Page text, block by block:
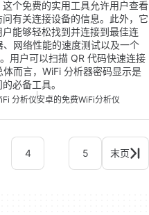
个免费的实用工具允许用户查看
有关连接设备的信息。此外，它
能够轻松找到并连接到最佳连
网络性能的速度测试以及一个
用户可以扫描 QR 代码快速连接
而言，WiFi 分析器密码显示是
必备工具。
分析仪安卓的免费WiFi分析仪
4 5 末页